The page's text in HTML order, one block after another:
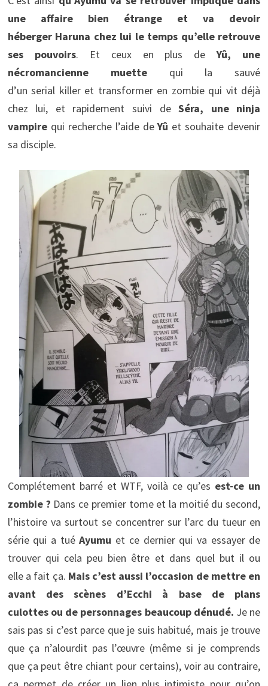
une affaire bien étrange et va devoir
héberger Haruna chez lui le temps qu’elle retrouve
ses pouvoirs. Et ceux en plus deYû, une
nécromancienne muettequi la sauvé
d’un serial killer et transformer en zombie qui vit déjà
chez lui, et rapidement suivi deSéra, une ninja
vampire qui recherche l’aide deYû et souhaite devenir
sa disciple.
Complétement barré et WTF, voilà ce qu’es est-ce un
zombie ? Dans ce premier tome et la moitié du second,
l’histoire va surtout se concentrer sur l’arc du tueur en
série qui a tuéAyumu et ce dernier qui va essayer de
trouver qui cela peu bien être et dans quel but il ou
elle a fait ça. Mais c’est aussi l’occasion de mettre en
avant des scènes d’Ecchi à base de plans
culottes ou de personnages beaucoup dénudé. Je ne
sais pas si c’est parce que je suis habitué, mais je trouve
que ça n’alourdit pas l’œuvre (même si je comprends
que ça peut être chiant pour certains), voir au contraire,